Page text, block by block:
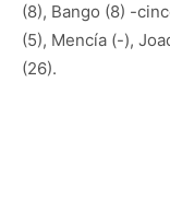
(8), Bango (8) -
(5), Mencía (-),
(26).